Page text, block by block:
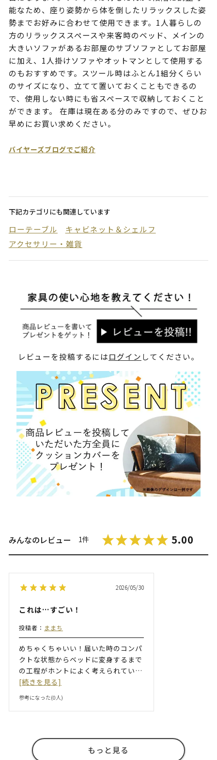
能なため、座り姿勢から体を倒したリラックスした姿
勢までお好みに合わせて使用できます。1人暮らしの
方のリラックススペースや来客時のベッド、メインの
大きいソファがあるお部屋のサブソファとしてお部屋
に加え、1人掛けソファやオットマンとして使用する
のもおすすめです。スツール時はふとん1組分くらい
のサイズになり、立てて置いておくこともできるの
で、使用しない時にも省スペースで収納しておくこと
ができます。 在庫は現在ある分のみですので、ぜひお
早めにお買い求めください。
バイヤーズブログでご紹介
下記カテゴリにも関連しています
ローテーブル
キャビネット＆シェルフ
アクセサリー・雑貨
レビューを投稿するにはログイン してください。
みんなのレビュー 1件 5.00
2026/05/30
これは…すごい！
投稿者： ままち
めちゃくちゃいい！届いた時のコンパ
クトな状態からベッドに変身するまで
の工程がホントによく考えられてい…
[続きを見る]
参考になった(0人)
もっと見る